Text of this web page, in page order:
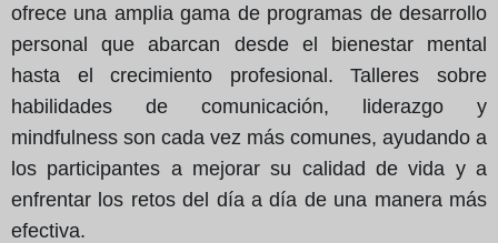
ofrece una amplia gama de programas de desarrollo
personal que abarcan desde el bienestar mental
hasta el crecimiento profesional. Talleres sobre
habilidades de comunicación, liderazgo y
mindfulness son cada vez más comunes, ayudando a
los participantes a mejorar su calidad de vida y a
enfrentar los retos del día a día de una manera más
efectiva.